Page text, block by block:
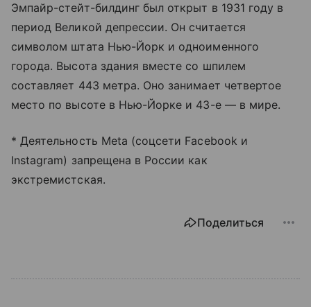
Эмпайр-стейт-билдинг был открыт в 1931 году в
период Великой депрессии. Он считается
символом штата Нью-Йорк и одноименного
города. Высота здания вместе со шпилем
составляет 443 метра. Оно занимает четвертое
место по высоте в Нью-Йорке и 43-е — в мире.
* Деятельность Meta (соцсети Facebook и
Instagram) запрещена в России как
экстремистская.
Поделиться